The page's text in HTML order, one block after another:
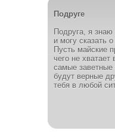
Подруге
Подруга, я
и могу сказать
Пусть майские
чего не хватает
самые
будут верные
тебя в любой